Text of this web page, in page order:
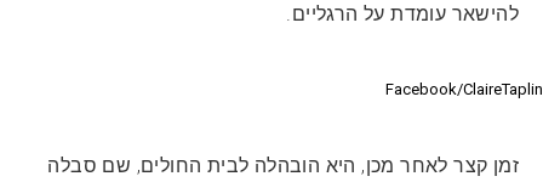
להישאר עומדת על הרגליים.
Facebook/ClaireTaplin
זמן קצר לאחר מכן, היא הובהלה לבית החולים, שם סבלה